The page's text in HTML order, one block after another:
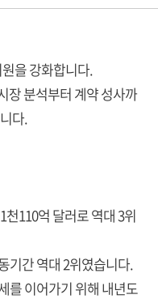
을 강화합니다.
장 분석부터 계약 성사까
다.
110억 달러로 역대 3위
기간 역대 2위였습니다.
를 이어가기 위해 내년도